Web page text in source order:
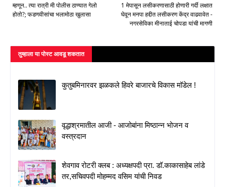
1 मेपासून लसीकरणासाठी होणारी गर्दी लक्षात
घेवून मनपा हद्दीत लसीकरण केंद्र वाढवावेत -
नगरसेविका मीनाताई चोपडा यांची मागणी
म्हणून.. त्या रात्री मी पोलीस ठाण्यात गेलो
होतो?; फडणवीसांचा भलामोठा खुलासा
तुम्‍हाला या पोस्‍ट आवडू शकतात
कुतुबमिनारवर झळकले हिवरे बाजारचे विकास मॉडेल !
वृद्धाश्रमातील आजी - आजोबांना मिष्ठान्न भोजन व
वस्त्रदान
शेवगाव रोटरी क्लब : अध्यक्षपदी प्रा. डॉ.काकासाहेब लांडे
तर,सचिवपदी मोहम्मद वसिम यांची निवड